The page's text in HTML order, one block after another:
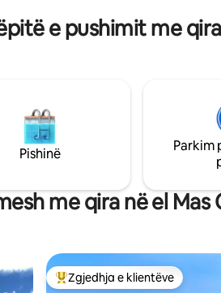
jashtme me skarë për vakte të
përbashkëta dhe zona argëtimi
të gjitha shërbimet. Parku ujor
World është 2 minuta larg. Ka
supermarket dhe pikë
minutë larg.
e pushimit me
Pishinë
Parkim
me qira në el Mas
Më të mirat e zgjedhjeve të
Zgjedhja e klientëve